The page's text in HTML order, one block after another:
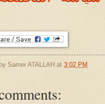
Samer ATALLAH at 3:02 PM